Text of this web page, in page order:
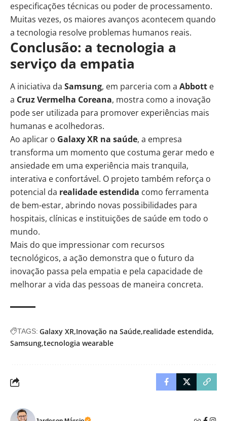
especificações técnicas ou poder de processamento.
Muitas vezes, os maiores avanços acontecem quando
a tecnologia resolve problemas humanos reais.
Conclusão: a tecnologia a
serviço da empatia
A iniciativa da Samsung, em parceria com a Abbott e
a Cruz Vermelha Coreana, mostra como a inovação
pode ser utilizada para promover experiências mais
humanas e acolhedoras.
Ao aplicar o Galaxy XR na saúde, a empresa
transforma um momento que costuma gerar medo e
ansiedade em uma experiência mais tranquila,
interativa e confortável. O projeto também reforça o
potencial da realidade estendida como ferramenta
de bem-estar, abrindo novas possibilidades para
hospitais, clínicas e instituições de saúde em todo o
mundo.
Mais do que impressionar com recursos
tecnológicos, a ação demonstra que o futuro da
inovação passa pela empatia e pela capacidade de
melhorar a vida das pessoas de maneira concreta.
TAGS: Galaxy XR Inovação na Saúde realidade estendida
Samsung tecnologia wearable